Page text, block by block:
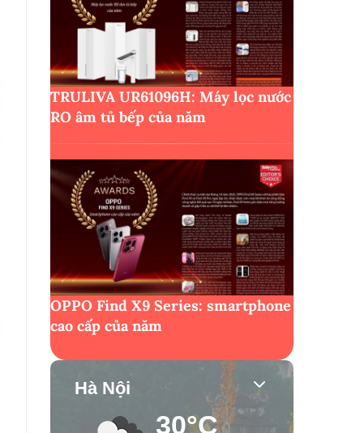
TRULIVA UR61096H: Máy lọc nước
RO âm tủ bếp của năm
OPPO Find X9 Series: smartphone
cao cấp của năm
Hà Nội
30°C